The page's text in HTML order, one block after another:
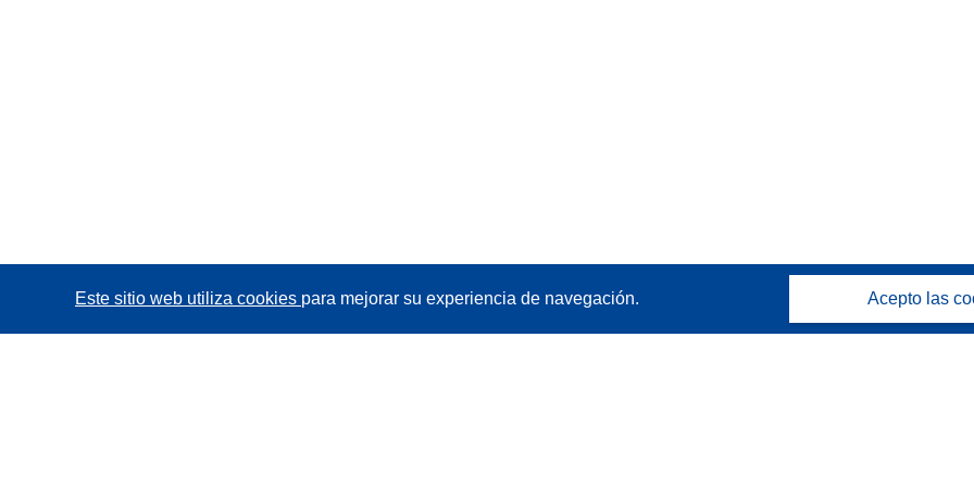
Este sitio web utiliza cookies para mejorar su experiencia de navegación. Acepto las